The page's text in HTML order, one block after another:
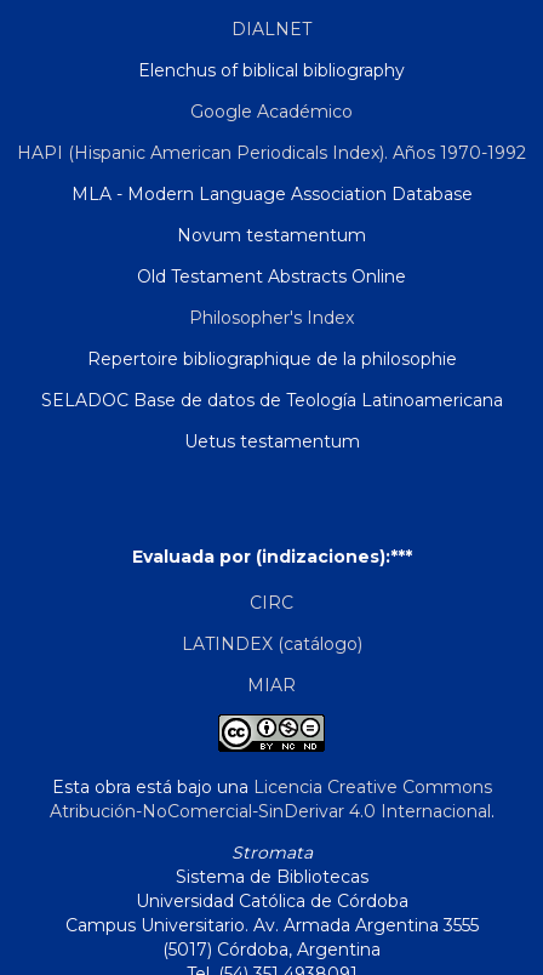
DIALNET
Elenchus of biblical bibliography
Google Académico
HAPI (Hispanic American Periodicals Index). Años 1970-1992
MLA - Modern Language Association Database
Novum testamentum
Old Testament Abstracts Online
Philosopher's Index
Repertoire bibliographique de la philosophie
SELADOC Base de datos de Teología Latinoamericana
Uetus testamentum
Evaluada por (indizaciones):***
CIRC
LATINDEX (catálogo)
MIAR
Esta obra está bajo una Licencia Creative Commons
Atribución-NoComercial-SinDerivar 4.0 Internacional.
Stromata
Sistema de Bibliotecas
Universidad Católica de Córdoba
Campus Universitario. Av. Armada Argentina 3555
(5017) Córdoba, Argentina